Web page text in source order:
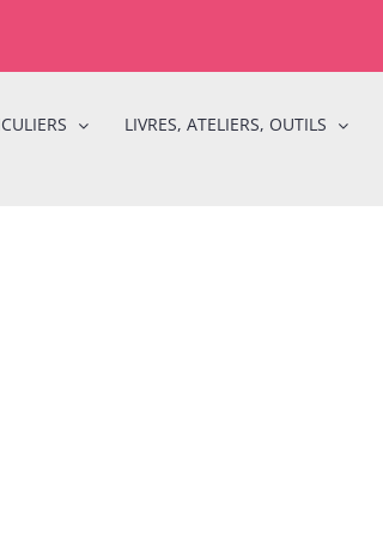
LIVRES, ATELIERS, OUTILS